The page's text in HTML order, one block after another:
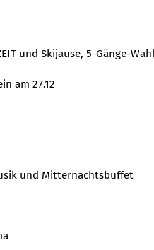
und Skijause, 5-Gänge-
am 27.12
und Mitternachtsbuffet